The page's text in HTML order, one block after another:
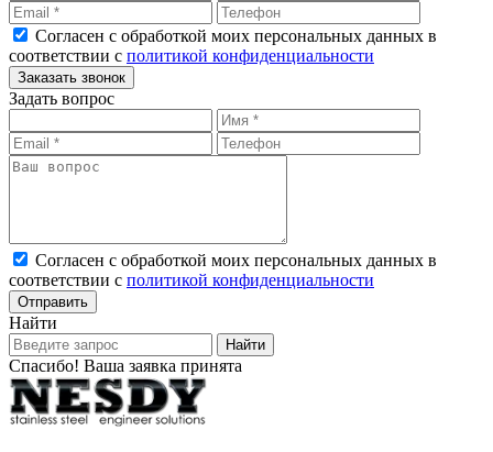
Согласен с обработкой моих персональных данных в
соответствии с политикой конфиденциальности
Заказать звонок
Задать вопрос
Согласен с обработкой моих персональных данных в
соответствии с политикой конфиденциальности
Отправить
Найти
Найти
Спасибо! Ваша заявка принята